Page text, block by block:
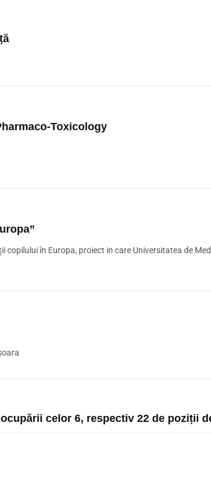
Toxicology
în Europa, proiect in care Universitatea de
celor 6, respectiv 22 de poziții